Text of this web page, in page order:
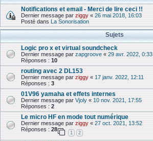
Notifications et email - Merci de lire ceci !!
Dernier message par ziggy « 26 mai 2018, 16:03
Posté dans La Sonorisation
Sujets
Logic pro x et virtual soundcheck
Dernier message par zapgroove « 29 avr. 2022, 0:33
Réponses : 10
routing avec 2 DL153
Dernier message par ziggy « 17 janv. 2022, 12:11
Réponses : 3
01V96 yamaha et effets internes
Dernier message par Vjoly « 10 nov. 2021, 17:55
Réponses : 2
Le micro HF en mode tout numérique
Dernier message par ziggy « 27 oct. 2021, 13:52
Réponses : 28
1 2